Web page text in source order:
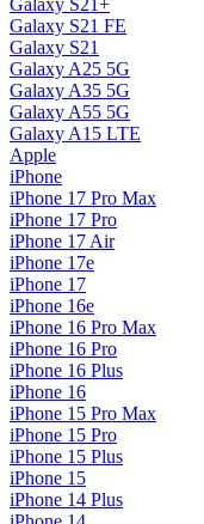
Galaxy S21+
Galaxy S21 FE
Galaxy S21
Galaxy A25 5G
Galaxy A35 5G
Galaxy A55 5G
Galaxy A15 LTE
Apple
iPhone
iPhone 17 Pro Max
iPhone 17 Pro
iPhone 17 Air
iPhone 17e
iPhone 17
iPhone 16e
iPhone 16 Pro Max
iPhone 16 Pro
iPhone 16 Plus
iPhone 16
iPhone 15 Pro Max
iPhone 15 Pro
iPhone 15 Plus
iPhone 15
iPhone 14 Plus